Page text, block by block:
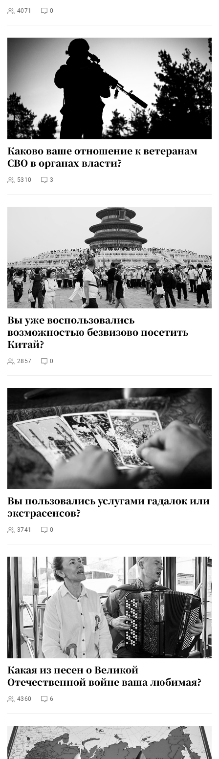
4071 0
Каково ваше отношение к ветеранам
СВО в органах власти?
5310 3
Вы уже воспользовались
возможностью безвизово посетить
Китай?
2857 0
Вы пользовались услугами гадалок или
экстрасенсов?
3741 0
Какая из песен о Великой
Отечественной войне ваша любимая?
4360 6